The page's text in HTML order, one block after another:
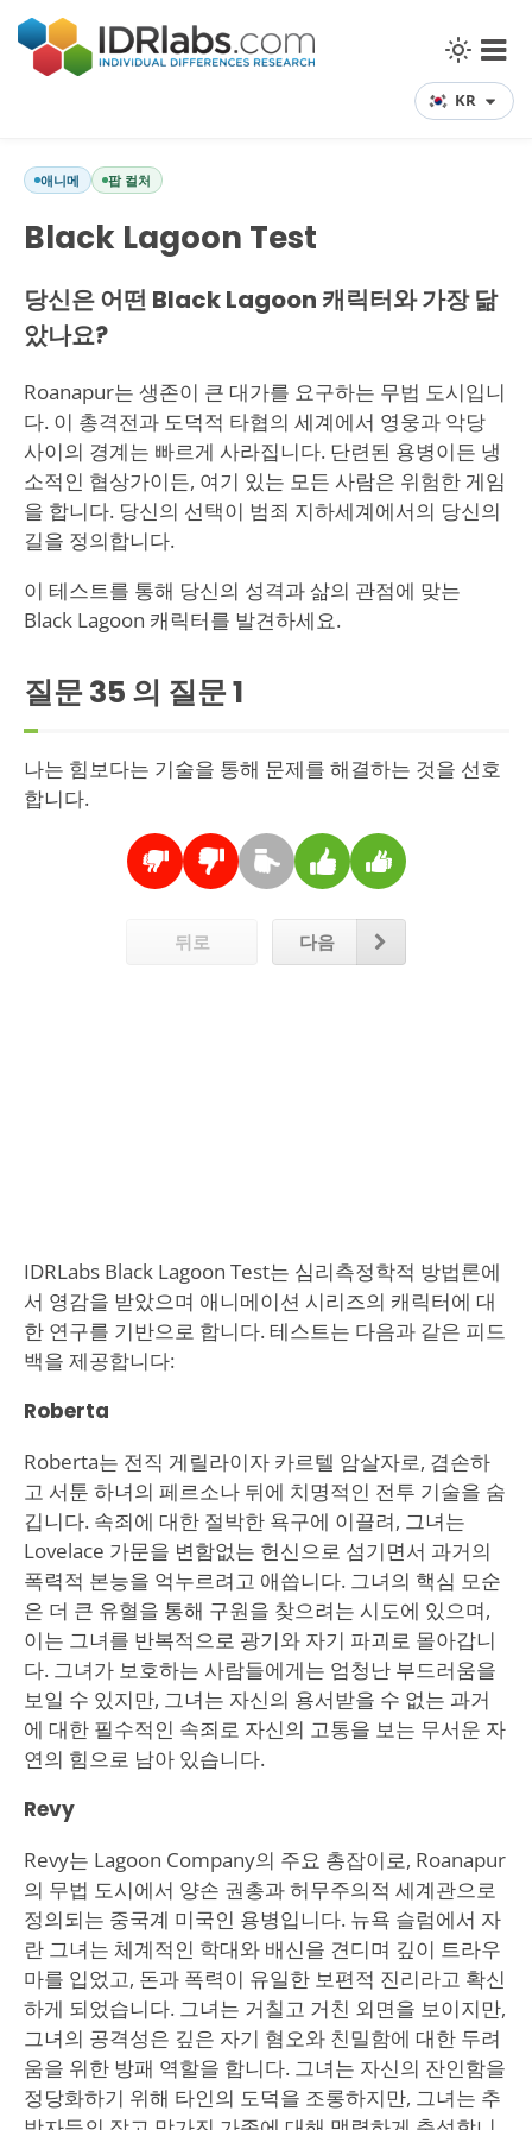
KR
애니메 팝 컬처
Black Lagoon Test
당신은 어떤 Black Lagoon 캐릭터와 가장 닮
았나요?
Roanapur는 생존이 큰 대가를 요구하는 무법 도시입니
다. 이 총격전과 도덕적 타협의 세계에서 영웅과 악당
사이의 경계는 빠르게 사라집니다. 단련된 용병이든 냉
소적인 협상가이든, 여기 있는 모든 사람은 위험한 게임
을 합니다. 당신의 선택이 범죄 지하세계에서의 당신의
길을 정의합니다.
이 테스트를 통해 당신의 성격과 삶의 관점에 맞는
Black Lagoon 캐릭터를 발견하세요.
질문 35 의 질문1
나는 힘보다는 기술을 통해 문제를 해결하는 것을 선호
합니다.
뒤로 다음
IDRLabs Black Lagoon Test는 심리측정학적 방법론에
서 영감을 받았으며 애니메이션 시리즈의 캐릭터에 대
한 연구를 기반으로 합니다. 테스트는 다음과 같은 피드
백을 제공합니다:
Roberta
Roberta는 전직 게릴라이자 카르텔 암살자로, 겸손하
고 서툰 하녀의 페르소나 뒤에 치명적인 전투 기술을 숨
깁니다. 속죄에 대한 절박한 욕구에 이끌려, 그녀는
Lovelace 가문을 변함없는 헌신으로 섬기면서 과거의
폭력적 본능을 억누르려고 애씁니다. 그녀의 핵심 모순
은 더 큰 유혈을 통해 구원을 찾으려는 시도에 있으며,
이는 그녀를 반복적으로 광기와 자기 파괴로 몰아갑니
다. 그녀가 보호하는 사람들에게는 엄청난 부드러움을
보일 수 있지만, 그녀는 자신의 용서받을 수 없는 과거
에 대한 필수적인 속죄로 자신의 고통을 보는 무서운 자
연의 힘으로 남아 있습니다.
Revy
Revy는 Lagoon Company의 주요 총잡이로, Roanapur
의 무법 도시에서 양손 권총과 허무주의적 세계관으로
정의되는 중국계 미국인 용병입니다. 뉴욕 슬럼에서 자
란 그녀는 체계적인 학대와 배신을 견디며 깊이 트라우
마를 입었고, 돈과 폭력이 유일한 보편적 진리라고 확신
하게 되었습니다. 그녀는 거칠고 거친 외면을 보이지만,
그녀의 공격성은 깊은 자기 혐오와 친밀함에 대한 두려
움을 위한 방패 역할을 합니다. 그녀는 자신의 잔인함을
정당화하기 위해 타인의 도덕을 조롱하지만, 그녀는 추